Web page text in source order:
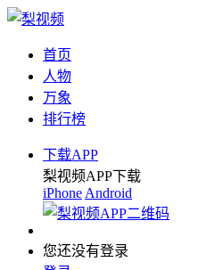
首页
人物
万象
排行榜
下载APP
梨视频APP下载
iPhone Android
您还没有登录